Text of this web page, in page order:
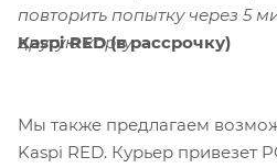
повторить попытку через 5
другую карту.
Kaspi RED (в рассрочку)
Мы также предлагаем
Kaspi RED. Курьер привезет